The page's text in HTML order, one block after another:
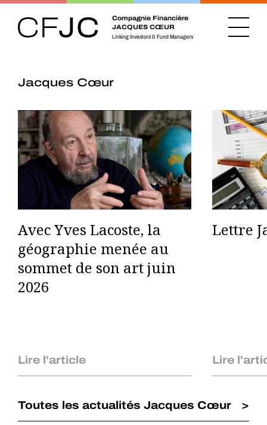
Compagnie Financière
JACQUES CŒUR
Linking Investors & Fund Managers
Jacques Cœur
Avec Yves Lacoste, la
géographie menée au
sommet de son art juin
2026
Lire l'article
Lettre
Lire
Toutes les actualités Jacques Cœur